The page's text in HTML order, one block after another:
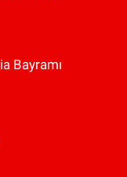
Bayramı